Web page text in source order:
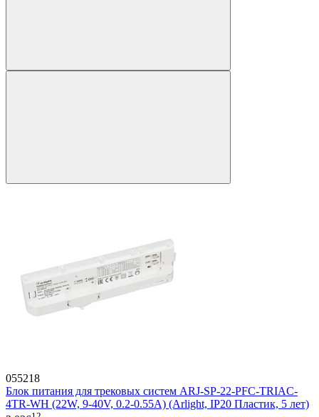
055218
Блок питания для трековых систем ARJ-SP-22-PFC-TRIAC-
4TR-WH (22W, 9-40V, 0.2-0.55A) (Arlight, IP20 Пластик, 5 лет)